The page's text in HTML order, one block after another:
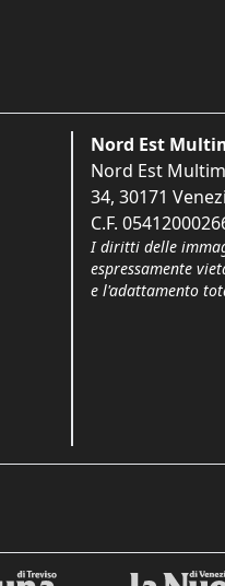
Nord Est
Nord Est
34, 30171
C.F.
I diritti delle
espressamente
e l'adattamento